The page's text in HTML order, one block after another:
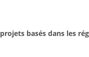
basés dans les